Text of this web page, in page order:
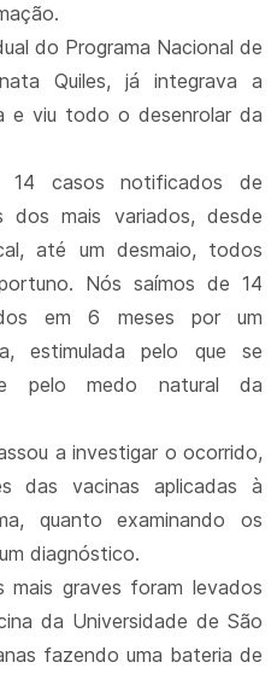
do Programa Nacional de
Quiles, já integrava a
e viu todo o desenrolar da
14 casos notificados de
dos mais variados, desde
até um desmaio, todos
Nós saímos de 14
em 6 meses por um
estimulada pelo que se
pelo medo natural da
a investigar o ocorrido,
das vacinas aplicadas à
quanto examinando os
diagnóstico.
mais graves foram levados
da Universidade de São
fazendo uma bateria de